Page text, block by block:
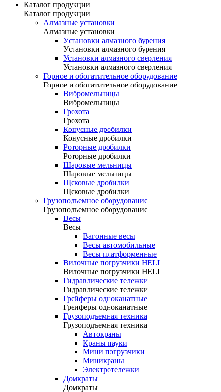
Каталог продукции
Каталог продукции
Алмазные установки
Алмазные установки
Уcтановки алмазного бурения
Уcтановки алмазного бурения
Установки алмазного сверления
Установки алмазного сверления
Горное и обогатительное оборудование
Горное и обогатительное оборудование
Вибромельницы
Вибромельницы
Грохота
Грохота
Конусные дробилки
Конусные дробилки
Роторные дробилки
Роторные дробилки
Шаровые мельницы
Шаровые мельницы
Щековые дробилки
Щековые дробилки
Грузоподъемное оборудование
Грузоподъемное оборудование
Весы
Весы
Вагонные весы
Весы автомобильные
Весы платформенные
Вилочные погрузчики HELI
Вилочные погрузчики HELI
Гидравлические тележки
Гидравлические тележки
Грейферы одноканатные
Грейферы одноканатные
Грузоподъемная техника
Грузоподъемная техника
Автокраны
Краны пауки
Мини погрузчики
Миникраны
Электротележки
Домкраты
Домкраты